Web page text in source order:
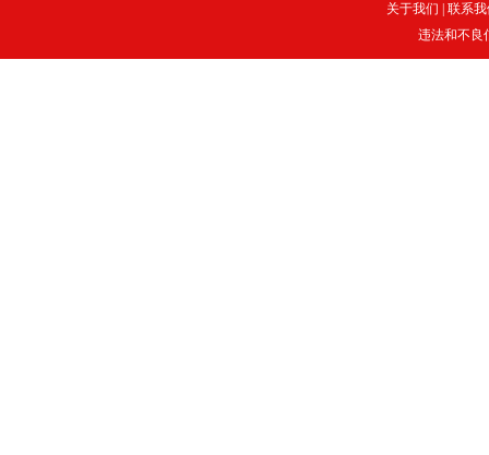
关于我们
联系
违法和不良